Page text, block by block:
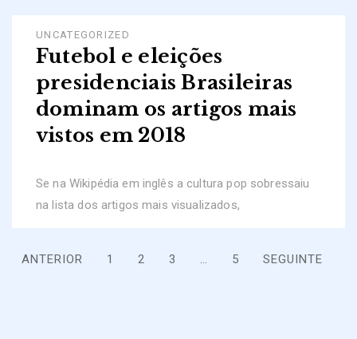
UNCATEGORIZED
Futebol e eleições
presidenciais Brasileiras
dominam os artigos mais
vistos em 2018
Se na Wikipédia em inglês a cultura pop sobressaiu
na lista dos artigos mais visualizados,
Paginação
ANTERIOR 1 2 3 … 5 SEGUINTE